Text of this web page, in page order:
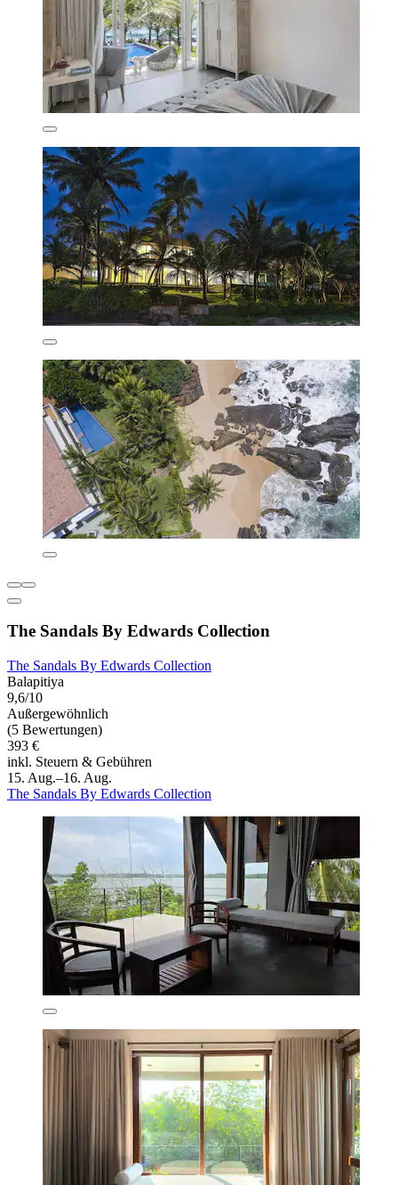
The Sandals By Edwards Collection
The Sandals By Edwards Collection
Balapitiya
9,6/10
Außergewöhnlich
(5 Bewertungen)
393 €
inkl. Steuern & Gebühren
15. Aug.–16. Aug.
The Sandals By Edwards Collection